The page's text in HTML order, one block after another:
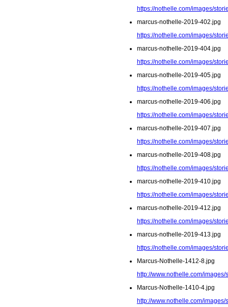
https://nothelle.com/images/
marcus-nothelle-2019-402.jpg
https://nothelle.com/images/
marcus-nothelle-2019-404.jpg
https://nothelle.com/images/
marcus-nothelle-2019-405.jpg
https://nothelle.com/images/
marcus-nothelle-2019-406.jpg
https://nothelle.com/images/
marcus-nothelle-2019-407.jpg
https://nothelle.com/images/
marcus-nothelle-2019-408.jpg
https://nothelle.com/images/
marcus-nothelle-2019-410.jpg
https://nothelle.com/images/
marcus-nothelle-2019-412.jpg
https://nothelle.com/images/
marcus-nothelle-2019-413.jpg
https://nothelle.com/images/
Marcus-Nothelle-1412-8.jpg
http://www.nothelle.com/
Marcus-Nothelle-1410-4.jpg
http://www.nothelle.com/